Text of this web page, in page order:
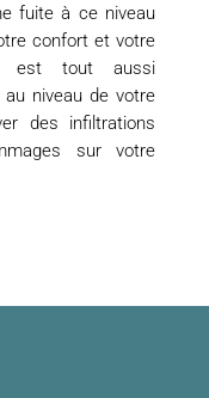
fuite à ce niveau
confort et votre
est tout aussi
niveau de votre
des infiltrations
sur votre